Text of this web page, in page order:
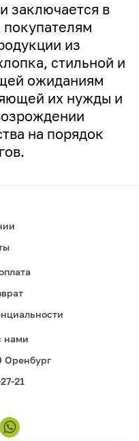
заключается в
из
стильной и
ожиданиям
их нужды и
на порядок
нами
Оренбург
21